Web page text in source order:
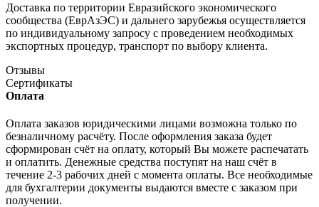
Доставка по территории Евразийского экономического
сообщества (ЕврАзЭС) и дальнего зарубежья осуществляется
по индивидуальному запросу с проведением необходимых
экспортных процедур, транспорт по выбору клиента.
Отзывы
Сертификаты
Оплата
Оплата заказов юридическими лицами возможна только по
безналичному расчёту. После оформления заказа будет
сформирован счёт на оплату, который Вы можете распечатать
и оплатить. Денежные средства поступят на наш счёт в
течение 2-3 рабочих дней с момента оплаты. Все необходимые
для бухгалтерии документы выдаются вместе с заказом при
получении.